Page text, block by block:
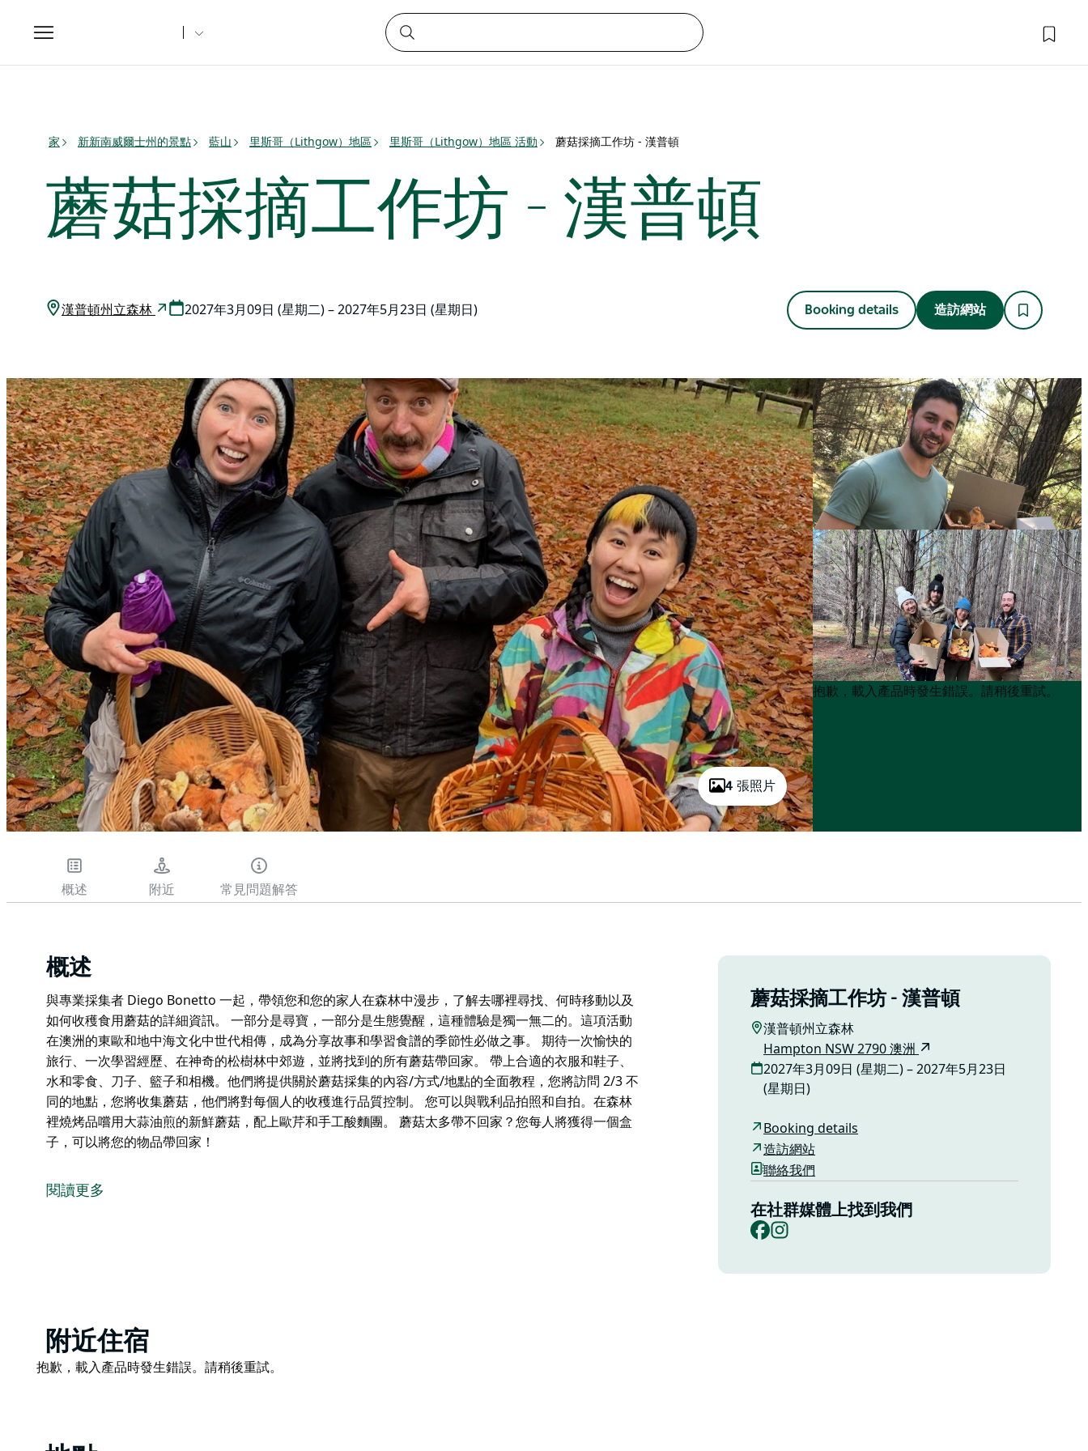
Toggle
navigation
家 新新南威爾士州的景點 藍山 里斯哥（Lithgow）地區 里斯哥（Lithgow）地區 活動 蘑菇採摘工作坊 - 漢普頓
蘑菇採摘工作坊 - 漢普頓
漢普頓州立森林 2027年3月09日 (星期二) – 2027年5月23日 (星期日) Booking details 造訪網站
4 張照片
Product
List
Product
List
抱歉，載入產品時發生錯誤。請稍後重試。
概述 附近 常見問題解答
概述
與專業採集者 Diego Bonetto 一起，帶領您和您的家人在森林中漫步，了解去哪裡尋找、何時移動以及
如何收穫食用蘑菇的詳細資訊。 一部分是尋寶，一部分是生態覺醒，這種體驗是獨一無二的。這項活動
在澳洲的東歐和地中海文化中世代相傳，成為分享故事和學習食譜的季節性必做之事。 期待一次愉快的
旅行、一次學習經歷、在神奇的松樹林中郊遊，並將找到的所有蘑菇帶回家。 帶上合適的衣服和鞋子、
水和零食、刀子、籃子和相機。他們將提供關於蘑菇採集的內容/方式/地點的全面教程，您將訪問 2/3 不
同的地點，您將收集蘑菇，他們將對每個人的收穫進行品質控制。 您可以與戰利品拍照和自拍。在森林
裡燒烤品嚐用大蒜油煎的新鮮蘑菇，配上歐芹和手工酸麵團。 蘑菇太多帶不回家？您每人將獲得一個盒
子，可以將您的物品帶回家！
如何收穫食用蘑菇的詳細資訊。
您可以與戰利品拍照和自拍。在森林裡燒烤品嚐用大蒜油煎的新鮮蘑菇，配上歐芹和手工酸麵團。
蘑菇太多帶不回家？您每人將獲得一個盒子，可以將您的物品帶回家！
閱讀更多
蘑菇採摘工作坊 - 漢普頓
漢普頓州立森林
Hampton NSW 2790 澳洲
2027年3月09日 (星期二) – 2027年5月23日
(星期日)
Booking details
造訪網站
聯絡我們
在社群媒體上找到我們
Facebook
Product
List
附近住宿
Product
抱歉，載入產品時發生錯誤。請稍後重試。